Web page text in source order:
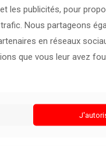
des milliers
perdu son job
était
acte de naissance.
sas de sortie du
à Anjouan, l’île
les publicités, pour
Nous partageons
en réseaux
que vous leur avez